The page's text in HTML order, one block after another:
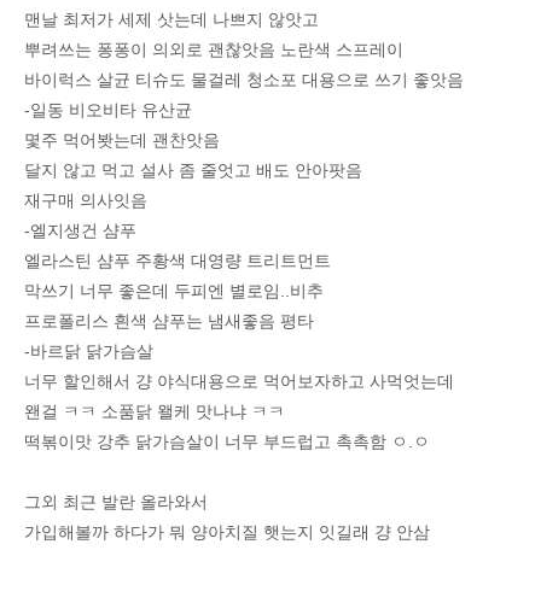
맨날 최저가 세제 삿는데 나쁘지 않앗고
뿌려쓰는 퐁퐁이 의외로 괜찮앗음 노란색 스프레이
바이럭스 살균 티슈도 물걸레 청소포 대용으로 쓰기 좋앗음
-일동 비오비타 유산균
몇주 먹어봣는데 괜찬앗음
달지 않고 먹고 설사 좀 줄엇고 배도 안아팟음
재구매 의사잇음
-엘지생건 샴푸
엘라스틴 샴푸 주황색 대영량 트리트먼트
막쓰기 너무 좋은데 두피엔 별로임..비추
프로폴리스 흰색 샴푸는 냄새좋음 평타
-바르닭 닭가슴살
너무 할인해서 걍 야식대용으로 먹어보자하고 사먹엇는데
왠걸 ㅋㅋ 소품닭 왤케 맛나냐 ㅋㅋ
떡볶이맛 강추 닭가슴살이 너무 부드럽고 촉촉함 ㅇ.ㅇ
그외 최근 발란 올라와서
가입해볼까 하다가 뭐 양아치질 햇는지 잇길래 걍 안삼